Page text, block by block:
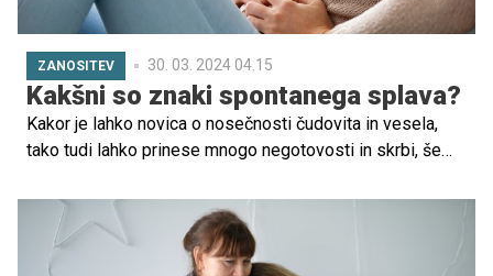
ZANOSITEV 30. 03. 2024 04.15
Kakšni so znaki spontanega splava?
Kakor je lahko novica o nosečnosti čudovita in vesela,
tako tudi lahko prinese mnogo negotovosti in skrbi, še
splav večje. Za tiste, ki gredo skozi izkušnjo spontanega
splava, je to zelo zahtevno in čustveno obdobje.